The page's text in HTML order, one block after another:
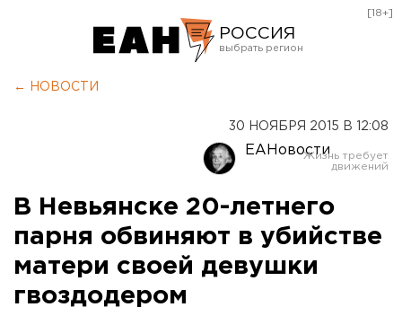
РОССИЯ
Оренбург
[18+]
← НОВОСТИ
30 НОЯБРЯ 2015 В 12:08
ЕАНовости
В Невьянске 20-летнего
парня обвиняют в убийстве
матери своей девушки
гвоздодером